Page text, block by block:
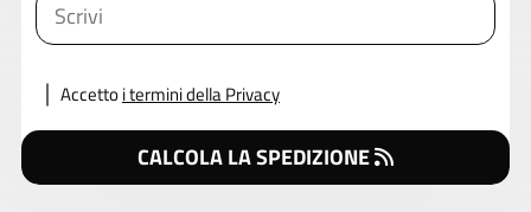
Accettoi termini della Privacy
CALCOLA LA SPEDIZIONE